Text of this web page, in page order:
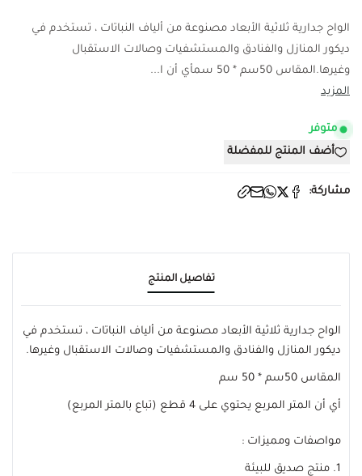
الواح جدارية ثلاثية الأبعاد مصنوعة من ألياف النباتات ، تستخدم في
ديكور المنازل والفنادق والمستشفيات وصالات الاستقبال
وغيرها.المقاس 50سم * 50 سمأي أن ا...
المزيد
متوفر
أضف المنتج للمفضلة
مشاركة:
تفاصيل المنتج
الواح جدارية ثلاثية الأبعاد مصنوعة من ألياف النباتات ، تستخدم في
ديكور المنازل والفنادق والمستشفيات وصالات الاستقبال وغيرها.
المقاس 50سم * 50 سم
أي أن المتر المربع يحتوي على 4 قطع (تباع بالمتر المربع)
مواصفات ومميزات :
1. منتج صديق للبيئة